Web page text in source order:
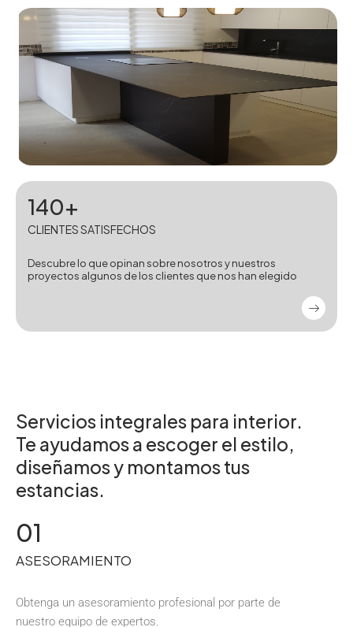
140+
CLIENTES SATISFECHOS
Descubre lo que opinan sobre nosotros y nuestros
proyectos algunos de los clientes que nos han elegido
Servicios integrales para interior.
Te ayudamos a escoger el estilo,
diseñamos y montamos tus
estancias.
01
ASESORAMIENTO
Obtenga un asesoramiento profesional por parte de
nuestro equipo de expertos.